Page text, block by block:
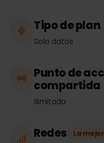
Tipo de plan
Solo datos
Punto de
compartida
Ilimitado
Redes La